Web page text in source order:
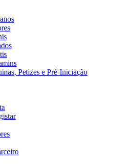
Petizes e Pré-Iniciação